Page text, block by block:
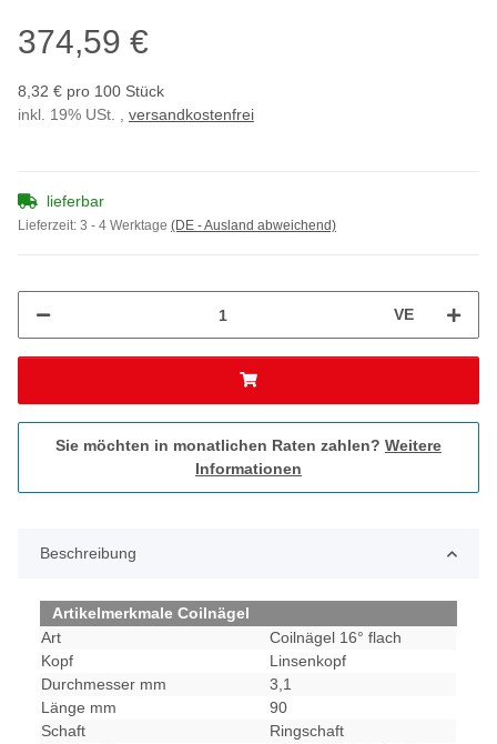
374,59 €
8,32 € pro 100 Stück
inkl. 19% USt. , versandkostenfrei
lieferbar
Lieferzeit: 3 - 4 Werktage (DE - Ausland abweichend)
VE
Sie möchten in monatlichen Raten zahlen? Weitere
Informationen
Beschreibung
Artikelmerkmale Coilnägel
Art
Coilnägel 16° flach
Kopf
Linsenkopf
Durchmesser mm
3,1
Länge mm
90
Schaft
Ringschaft